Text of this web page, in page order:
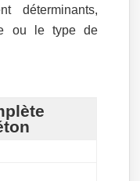
déterminants,
ou le type de